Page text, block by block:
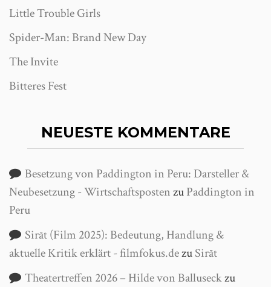
Little Trouble Girls
Spider-Man: Brand New Day
The Invite
Bitteres Fest
NEUESTE KOMMENTARE
Besetzung von Paddington in Peru: Darsteller &
Neubesetzung - WirtschaftspostenzuPaddington in
Peru
Sirāt (Film 2025): Bedeutung, Handlung &
aktuelle Kritik erklärt - filmfokus.dezuSirāt
Theatertreffen 2026 – Hilde von Balluseckzu